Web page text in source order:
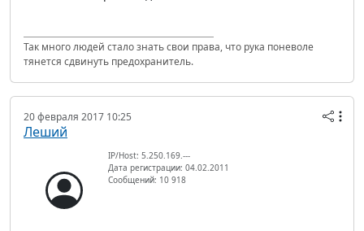
Так много людей стало знать свои права, что рука поневоле
тянется сдвинуть предохранитель.
20 февраля 2017 10:25
Леший
IP/Host: 5.250.169.---
Дата регистрации: 04.02.2011
Сообщений: 10 918